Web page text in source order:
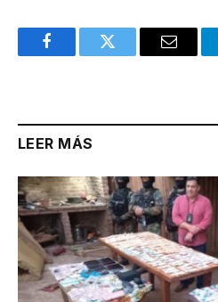
FacebookTwitter Email
LEER MÁS